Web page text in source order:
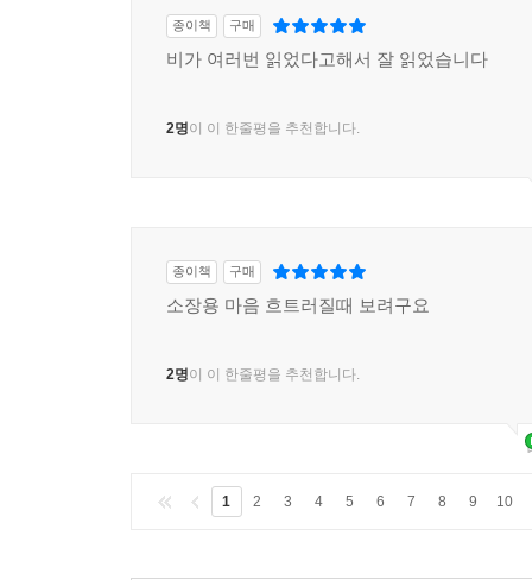
종이책 구매
비가 여러번 읽었다고해서 잘 읽었습니다
2명이 이 한줄평을 추천합니다.
종이책 구매
소장용 마음 흐트러질때 보려구요
2명이 이 한줄평을 추천합니다.
1 2 3 4 5 6 7 8 9 10